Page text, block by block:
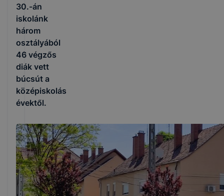
30.-án
iskolánk
három
osztályából
46 végzős
diák vett
búcsút a
középiskolás
évektől.